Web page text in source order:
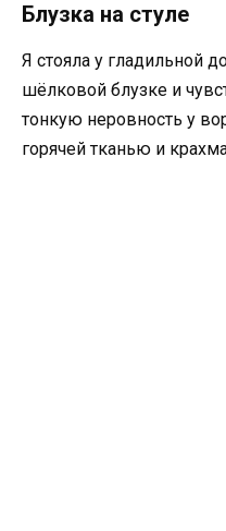
Блузка на стуле
Я стояла у гладильной
шёлковой блузке и
тонкую неровность у
горячей тканью и